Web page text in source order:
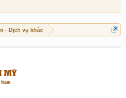
- Dịch vụ khác